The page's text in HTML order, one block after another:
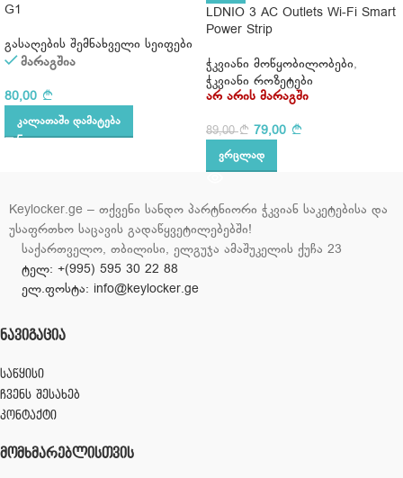
G1
გასაღების შემნახველი სეიფები
მარაგშია
80,00
ᲙᲐᲚᲐᲗᲐᲨᲘ ᲓᲐᲛᲐᲢᲔᲑᲐ
LDNIO 3 AC Outlets Wi-Fi Smart
Power Strip
ჭკვიანი მოწყობილობები,
ჭკვიანი როზეტები
არ არის მარაგში
89,00 79,00
ᲕᲠᲪᲚᲐᲓ
Keylocker.ge – თქვენი სანდო პარტნიორი ჭკვიან საკეტებისა და
უსაფრთხო საცავის გადაწყვეტილებებში!
საქართველო, თბილისი, ელგუჯა ამაშუკელის ქუჩა 23
ტელ: +(995) 595 30 22 88
ელ.ფოსტა: info@keylocker.ge
ᲜᲐᲕᲘᲒᲐᲪᲘᲐ
საწყისი
ჩვენს შესახებ
კონტაქტი
ᲛᲝᲛᲮᲛᲐᲠᲔᲑᲚᲘᲡᲗᲕᲘᲡ